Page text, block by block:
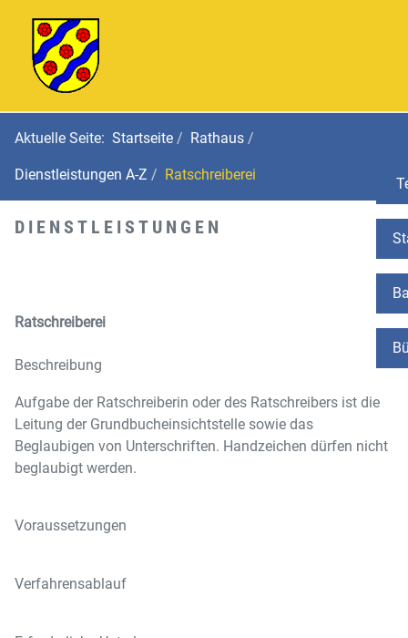
Aktuelle Seite: Startseite Rathaus
Dienstleistungen A-Z Ratschreiberei
DIENSTLEISTUNGEN
Ratschreiberei
Beschreibung
Aufgabe der Ratschreiberin oder des Ratschreibers ist die
Leitung der Grundbucheinsichtstelle sowie das
Beglaubigen von Unterschriften. Handzeichen dürfen nicht
beglaubigt werden.
Voraussetzungen
Verfahrensablauf